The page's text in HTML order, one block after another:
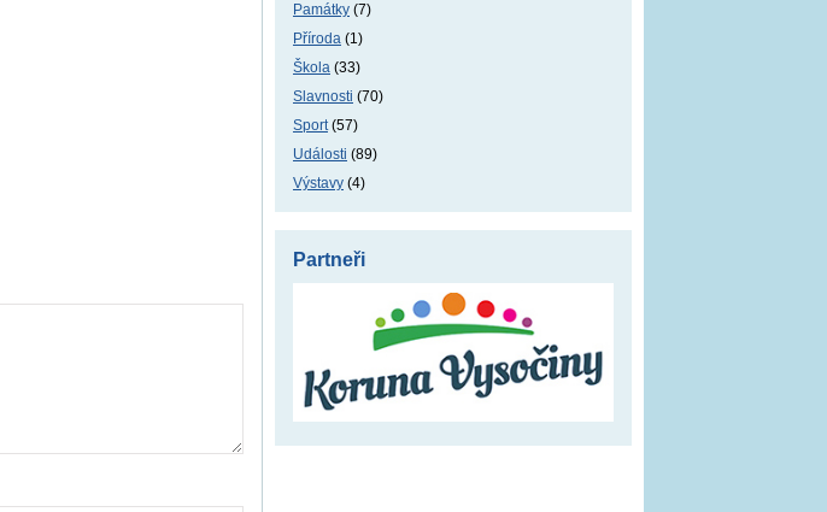
Památky (7)
Příroda (1)
Škola (33)
Slavnosti (70)
Sport(57)
Události (89)
Výstavy (4)
Partneři